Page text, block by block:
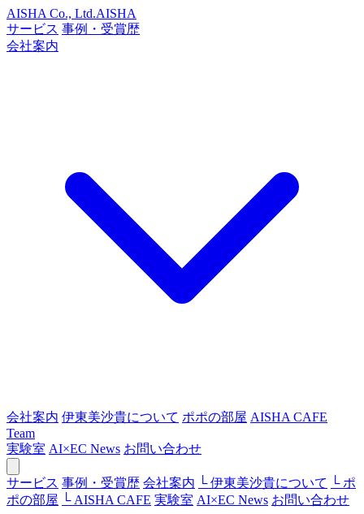
AISHA Co., Ltd.AISHA
サービス 事例・受賞歴
会社案内
会社案内 伊東美沙貴について ポポの部屋 AISHA CAFE
Team
実験室 AI×EC News お問い合わせ
サービス 事例・受賞歴 会社案内 └ 伊東美沙貴について
└ ポ
ポの部屋 └ AISHA CAFE 実験室 AI×EC News お問い合わせ